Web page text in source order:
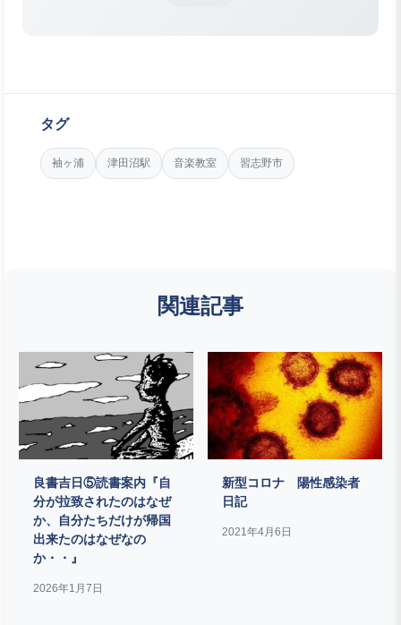
タグ
袖ヶ浦 津田沼駅 音楽教室 習志野市
関連記事
良書吉日⑤読書案内『自
分が拉致されたのはなぜ
か、自分たちだけが帰国
出来たのはなぜなの
か・・』
2026年1月7日
新型コロナ 陽性感染者
日記
2021年4月6日